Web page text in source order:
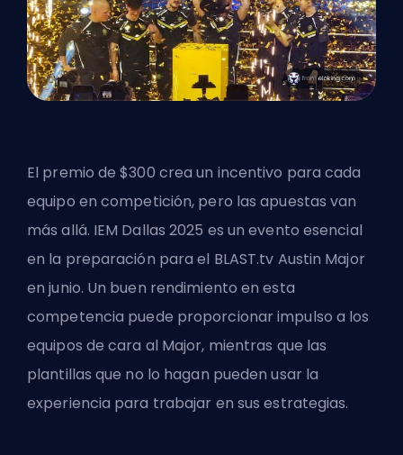
El premio de $300 crea un incentivo para cada
equipo en competición, pero las apuestas van
más allá. IEM Dallas 2025 es un evento esencial
en la preparación para el BLAST.tv Austin Major
en junio. Un buen rendimiento en esta
competencia puede proporcionar impulso a los
equipos de cara al Major, mientras que las
plantillas que no lo hagan pueden usar la
experiencia para trabajar en sus estrategias.